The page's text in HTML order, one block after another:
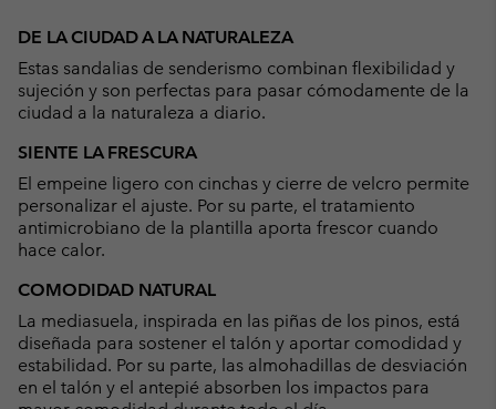
DE LA CIUDAD A LA NATURALEZA
Estas sandalias de senderismo combinan flexibilidad y
sujeción y son perfectas para pasar cómodamente de la
ciudad a la naturaleza a diario.
SIENTE LA FRESCURA
El empeine ligero con cinchas y cierre de velcro permite
personalizar el ajuste. Por su parte, el tratamiento
antimicrobiano de la plantilla aporta frescor cuando
hace calor.
COMODIDAD NATURAL
La mediasuela, inspirada en las piñas de los pinos, está
diseñada para sostener el talón y aportar comodidad y
estabilidad. Por su parte, las almohadillas de desviación
en el talón y el antepié absorben los impactos para